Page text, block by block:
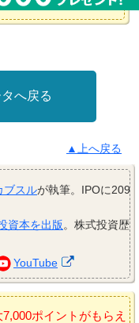
へ戻る
▲上へ戻る
ブスルが執筆。IPOに209
資本を出版。株式投資歴
YouTube
ポイントがもらえ